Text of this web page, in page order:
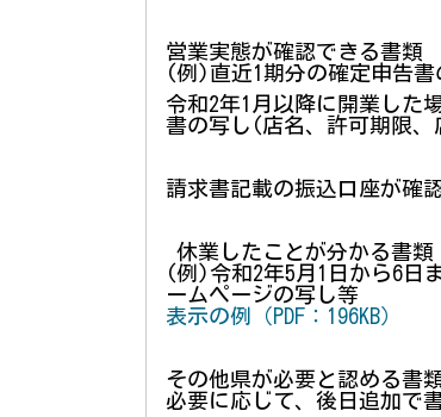
営業実態が確認できる書類
(例)直近1期分の確定申告書
令和2年1月以降に開業した
書の写し(店名、許可期限、
請求書記載の振込口座が確
休業したことが分かる書類
(例)令和2年5月1日から6日
ー ムページの写し等
表示の例（PDF：196KB）
その他県が必要と認める書
必要に応じて、後日追加で